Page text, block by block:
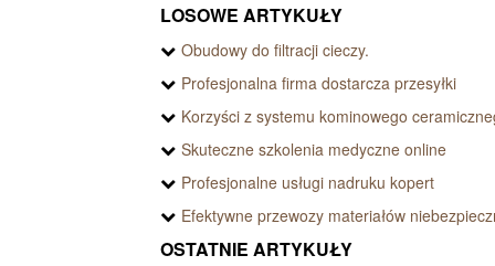
LOSOWE ARTYKUŁY
Obudowy do filtracji cieczy.
Profesjonalna firma dostarcza przesyłki
Korzyści z systemu kominowego
Skuteczne szkolenia medyczne online
Profesjonalne usługi nadruku kopert
Efektywne przewozy materiałów
OSTATNIE ARTYKUŁY